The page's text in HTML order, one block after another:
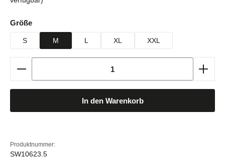
Größeauswählen
S M L XL XXL
Produkt Anzahl: Gib den gewünschten Wert ein
In den Warenkorb
Produktnummer:
SW10623.5